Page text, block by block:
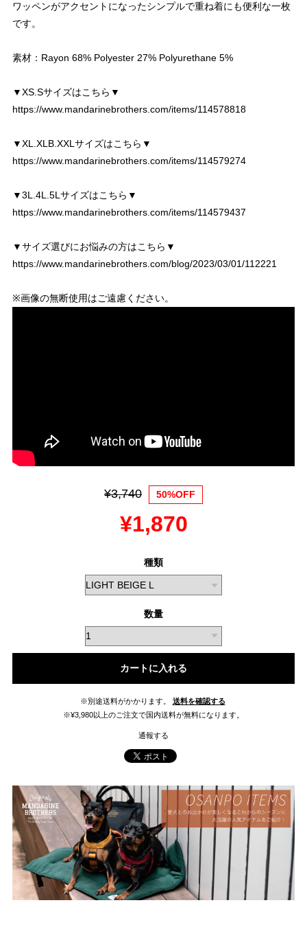
ワッペンがアクセントになったシンプルで重ね着にも便利な一枚
です。
素材：Rayon 68% Polyester 27% Polyurethane 5%
▼XS.Sサイズはこちら▼
https://www.mandarinebrothers.com/items/114578818
▼XL.XLB.XXLサイズはこちら▼
https://www.mandarinebrothers.com/items/114579274
▼3L.4L.5Lサイズはこちら▼
https://www.mandarinebrothers.com/items/114579437
▼サイズ選びにお悩みの方はこちら▼
https://www.mandarinebrothers.com/blog/2023/03/01/112221
※画像の無断使用はご遠慮ください。
¥3,740 50%OFF
¥1,870
種類
数量
カートに入れる
※別途送料がかかります。
送料を確認する
※¥3,980以上のご注文で国内送料が無料になります。
通報する